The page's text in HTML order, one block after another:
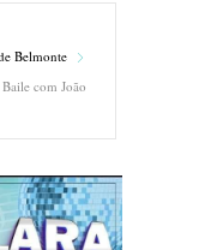
Belmonte
Baile com João